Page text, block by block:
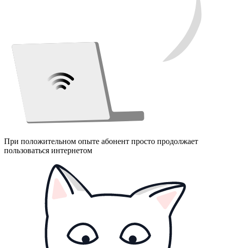
При положительном опыте абонент просто продолжает
пользоваться интернетом